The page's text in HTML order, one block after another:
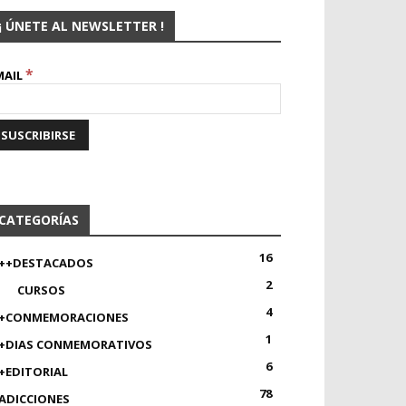
ÚNETE AL NEWSLETTER !
*
16
CURSOS
2
4
CONMEMORATIVOS
1
6
78